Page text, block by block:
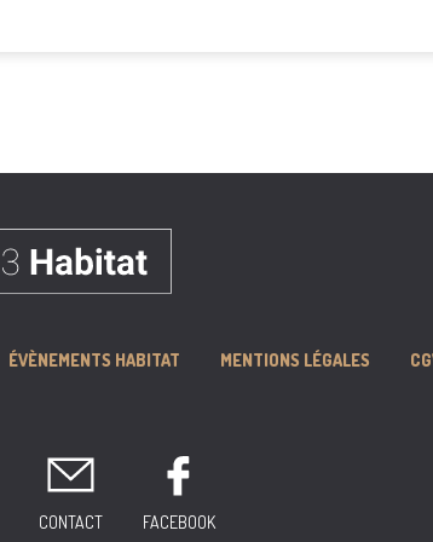
ÉVÈNEMENTS HABITAT MENTIONS LÉGALES
CONTACT FACEBOOK